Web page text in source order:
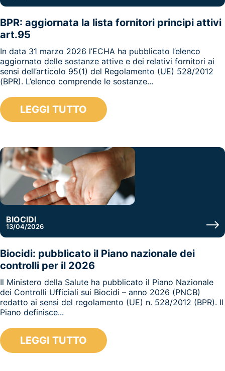
BPR: aggiornata la lista fornitori principi attivi
art.95
In data 31 marzo 2026 l’ECHA ha pubblicato l’elenco
aggiornato delle sostanze attive e dei relativi fornitori ai
sensi dell’articolo 95(1) del Regolamento (UE) 528/2012
(BPR). L’elenco comprende le sostanze...
LEGGI TUTTO
BIOCIDI
13/04/2026
Biocidi: pubblicato il Piano nazionale dei
controlli per il 2026
Il Ministero della Salute ha pubblicato il Piano Nazionale
dei Controlli Ufficiali sui Biocidi – anno 2026 (PNCB)
redatto ai sensi del regolamento (UE) n. 528/2012 (BPR). Il
Piano definisce...
LEGGI TUTTO